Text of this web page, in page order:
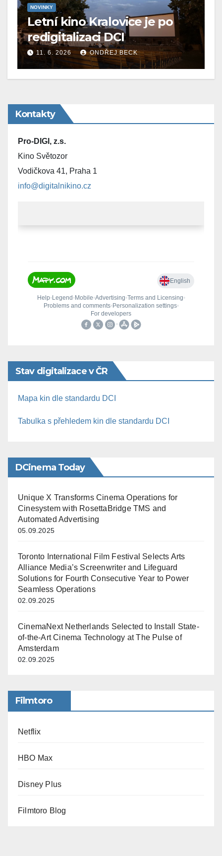
NOVINKY
Letní kino Kralovice je po
redigitalizaci DCI
11. 6. 2026 ONDŘEJ BECK
Kontakty
Pro-DIGI, z.s.
Kino Světozor
Vodičkova 41, Praha 1
info@digitalnikino.cz
Stav digitalizace v ČR
Mapa kin dle standardu DCI
Tabulka s přehledem kin dle standardu DCI
DCinema Today
Unique X Transforms Cinema Operations for
Cinesystem with RosettaBridge TMS and
Automated Advertising
05.09.2025
Toronto International Film Festival Selects Arts
Alliance Media’s Screenwriter and Lifeguard
Solutions for Fourth Consecutive Year to Power
Seamless Operations
02.09.2025
CinemaNext Netherlands Selected to Install State-
of-the-Art Cinema Technology at The Pulse of
Amsterdam
02.09.2025
Filmtoro
Netflix
HBO Max
Disney Plus
Filmtoro Blog